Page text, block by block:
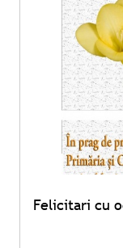
Felicitari cu